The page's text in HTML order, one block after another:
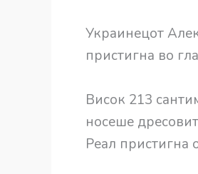
Украинецот
пристигна во
Висок 213
носеше
Реал пристигна